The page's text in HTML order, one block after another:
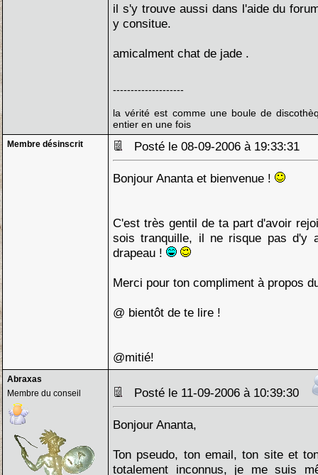
il s'y trouve aussi dans l'aide du
y consitue.
amicalment chat de jade .
--------------------
la vérité est comme une boule de
entier en une fois
Membre désinscrit Posté le 08-09-2006 à 19:33:31
Bonjour Ananta et bienvenue !
C'est très gentil de ta part d'avoir
sois tranquille, il ne risque pas d'y
drapeau !
Merci pour ton compliment à propos
@ bientôt de te lire !
@mitié!
Abraxas
Membre du conseil
Posté le 11-09-2006 à 10:39:30
Bonjour Ananta,
Ton pseudo, ton email, ton site et
totalement inconnus, je me suis